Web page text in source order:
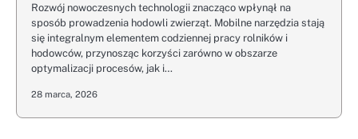
Rozwój nowoczesnych technologii znacząco wpłynął na
sposób prowadzenia hodowli zwierząt. Mobilne narzędzia stają
się integralnym elementem codziennej pracy rolników i
hodowców, przynosząc korzyści zarówno w obszarze
optymalizacji procesów, jak i…
28 marca, 2026